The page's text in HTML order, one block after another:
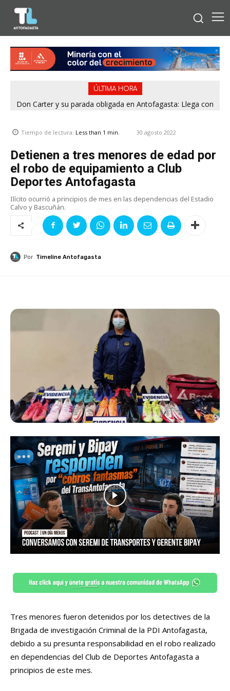
ÚLTIMA HORA
Don Carter y su parada obligada en Antofagasta: Llega con
Tiempo de lectura: Less than 1 min. 30 agosto 2022
Detienen a tres menores de edad por
el robo de equipamiento a Club
Deportes Antofagasta
Ilícito ocurrió a principios de mes en las dependencias del Estadio
Calvo y Bascuñán.
Por Timeline Antofagasta
Tres menores fueron detenidos por los detectives de la
Brigada de investigación Criminal de la PDI Antofagasta,
debido a su presunta responsabilidad en el robo realizado
en dependencias del Club de Deportes Antofagasta a
principios de este mes.